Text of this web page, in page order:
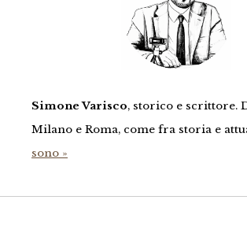
Simone Varisco, storico e scrittore.
Milano e Roma, come fra storia e
sono »